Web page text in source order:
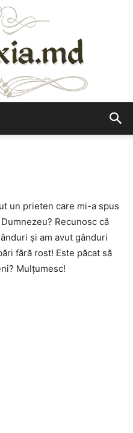
un prieten care mi-a spus
Recunosc că
şi am avut gânduri
fără rost! Este păcat să
Mulţumesc!